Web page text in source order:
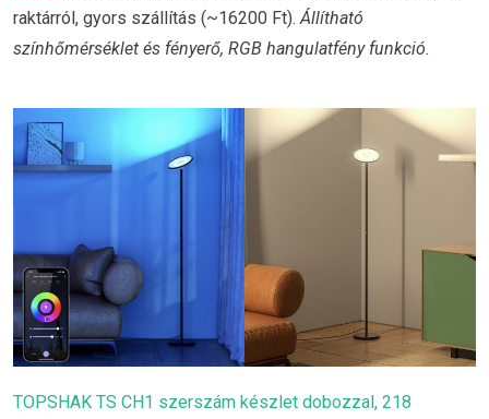
raktárról, gyors szállítás (~16200 Ft).Állítható
színhőmérséklet és fényerő, RGB hangulatfény funkció.
TOPSHAK TS CH1 szerszám készlet dobozzal, 218